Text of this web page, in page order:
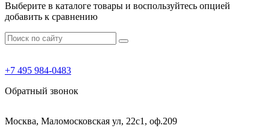
Выберите в каталоге товары и воспользуйтесь опцией
добавить к сравнению
+7 495 984-0483
Обратный звонок
Москва, Маломосковская ул, 22с1, оф.209